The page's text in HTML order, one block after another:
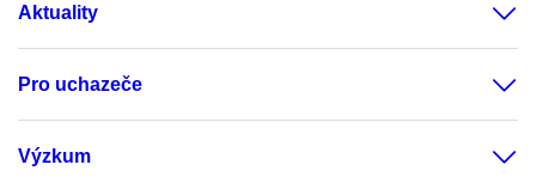
Aktuality
Pro uchazeče
Výzkum